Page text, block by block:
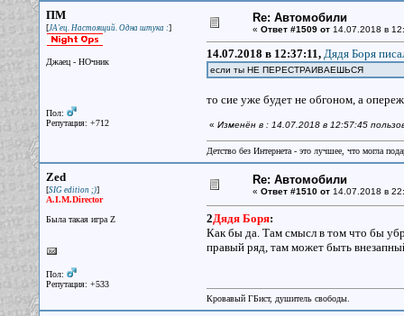
ПМ
[JA'ец. Настоящий. Одна штука :]
Джаец - НОчник
Пол:
Репутация: +712
Re: Автомобили
« Ответ #1509 от14.07.2018 в
14.07.2018 в 12:37:11, Дядя Боря
если ты НЕ ПЕРЕСТРАИВАЕШЬСЯ
то сие уже будет не обгоном, а
« Изменён в : 14.07.2018 в 12:57:45
Детство без Интернета - это лучшее, что могла
Zed
[SIG edition ;)]
A.I.M.Director
Была такая игра Z
Пол:
Репутация: +533
Re: Автомобили
« Ответ #1510 от14.07.2018 в
2Дядя Боря:
Как бы да. Там смысл в том что бы
правый ряд, там может быть
Кровавый ГБист, душитель свободы.